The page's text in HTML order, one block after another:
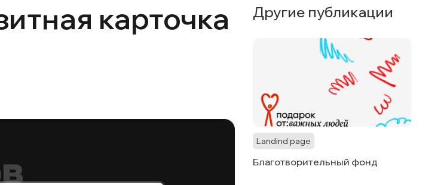
карточка
Другие публикации
Landind page
Благотворительный фонд